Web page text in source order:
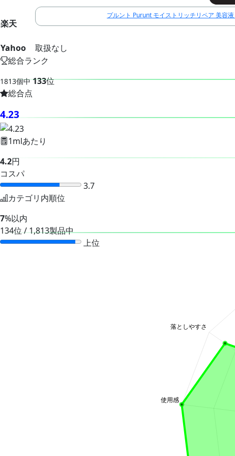
楽天
プルント Purunt モイストリッチリペア 美容
Yahoo
取扱なし
総合ランク
1813個中 133位
総合点
4.23
1mlあたり
4.2円
コスパ
3.7
カテゴリ内順位
7%以内
134位 / 1,813製品中
上位